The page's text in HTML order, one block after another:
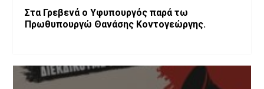
Στα Γρεβενά ο Υφυπουργός παρά τω
Πρωθυπουργώ Θανάσης Κοντογεώργης.